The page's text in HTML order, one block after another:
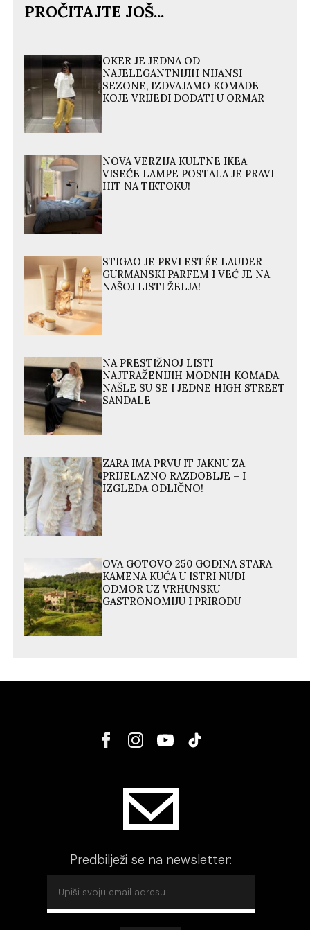
PROČITAJTE JOŠ...
OKER JE JEDNA OD
NAJELEGANTNIJIH NIJANSI
SEZONE, IZDVAJAMO KOMADE
KOJE VRIJEDI DODATI U ORMAR
NOVA VERZIJA KULTNE IKEA
VISEĆE LAMPE POSTALA JE PRAVI
HIT NA TIKTOKU!
STIGAO JE PRVI ESTÉE LAUDER
GURMANSKI PARFEM I VEĆ JE NA
NAŠOJ LISTI ŽELJA!
NA PRESTIŽNOJ LISTI
NAJTRAŽENIJIH MODNIH KOMADA
NAŠLE SU SE I JEDNE HIGH STREET
SANDALE
ZARA IMA PRVU IT JAKNU ZA
PRIJELAZNO RAZDOBLJE – I
IZGLEDA ODLIČNO!
OVA GOTOVO 250 GODINA STARA
KAMENA KUĆA U ISTRI NUDI
ODMOR UZ VRHUNSKU
GASTRONOMIJU I PRIRODU
Predbilježi se na newsletter: